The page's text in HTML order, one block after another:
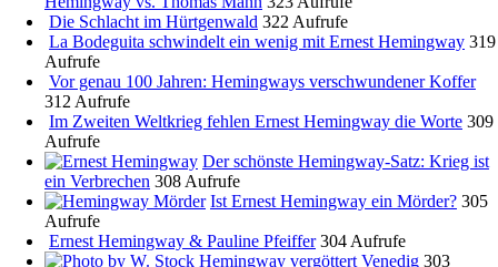
Die Schlacht im Hürtgenwald 322 Aufrufe
La Bodeguita schwindelt ein wenig mit Ernest Hemingway 319
Aufrufe
Vor genau 100 Jahren: Hemingways verschwundener Koffer
312 Aufrufe
Im Zweiten Weltkrieg fehlen Ernest Hemingway die Worte 309
Aufrufe
Der schönste Hemingway-Satz: Krieg ist
ein Verbrechen 308 Aufrufe
Ist Ernest Hemingway ein Mörder? 305
Aufrufe
Ernest Hemingway & Pauline Pfeiffer 304 Aufrufe
Hemingway vergöttert Venedig 303